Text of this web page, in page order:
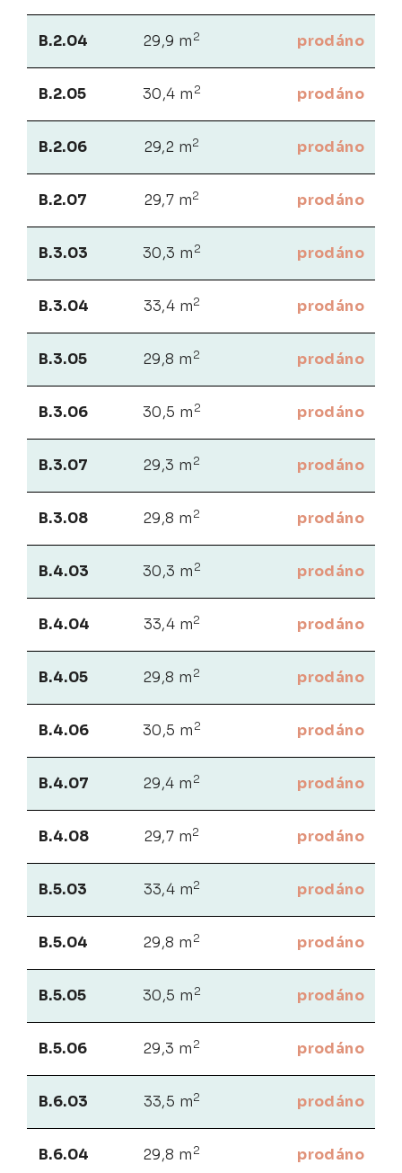
B.2.04 29,9 m 2 prodáno
B.2.05 30,4 m 2 prodáno
B.2.06 29,2 m2 prodáno
B.2.07 29,7 m2 prodáno
B.3.03 30,3 m 2 prodáno
B.3.04 33,4 m2 prodáno
B.3.05 29,8 m 2 prodáno
B.3.06 30,5 m 2 prodáno
B.3.07 29,3 m 2 prodáno
B.3.08 29,8 m 2 prodáno
B.4.03 30,3 m 2 prodáno
B.4.04 33,4 m2 prodáno
B.4.05 29,8 m 2 prodáno
B.4.06 30,5 m 2 prodáno
B.4.07 29,4 m 2 prodáno
B.4.08 29,7 m2 prodáno
B.5.03 33,4 m2 prodáno
B.5.04 29,8 m 2 prodáno
B.5.05 30,5 m 2 prodáno
B.5.06 29,3 m 2 prodáno
B.6.03 33,5 m2 prodáno
B.6.04 29,8 m 2 prodáno